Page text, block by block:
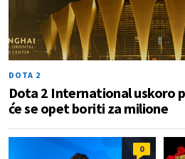
DOTA 2
Dota 2 International uskoro
će se opet boriti za milione
0